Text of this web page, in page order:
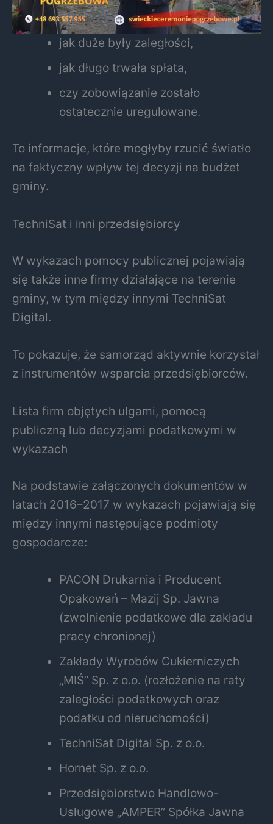
jak duże były zaległości,
jak długo trwała spłata,
czy zobowiązanie zostało
ostatecznie uregulowane.
To informacje, które mogłyby rzucić światło
na faktyczny wpływ tej decyzji na budżet
gminy.
TechniSat i inni przedsiębiorcy
W wykazach pomocy publicznej pojawiają
się także inne firmy działające na terenie
gminy, w tym między innymi TechniSat
Digital.
To pokazuje, że samorząd aktywnie korzystał
z instrumentów wsparcia przedsiębiorców.
Lista firm objętych ulgami, pomocą
publiczną lub decyzjami podatkowymi w
wykazach
Na podstawie załączonych dokumentów w
latach 2016–2017 w wykazach pojawiają się
między innymi następujące podmioty
gospodarcze:
PACON Drukarnia i Producent
Opakowań – Mazij Sp. Jawna
(zwolnienie podatkowe dla zakładu
pracy chronionej)
Zakłady Wyrobów Cukierniczych
„MIŚ” Sp. z o.o. (rozłożenie na raty
zaległości podatkowych oraz
podatku od nieruchomości)
TechniSat Digital Sp. z o.o.
Hornet Sp. z o.o.
Przedsiębiorstwo Handlowo-
Usługowe „AMPER” Spółka Jawna